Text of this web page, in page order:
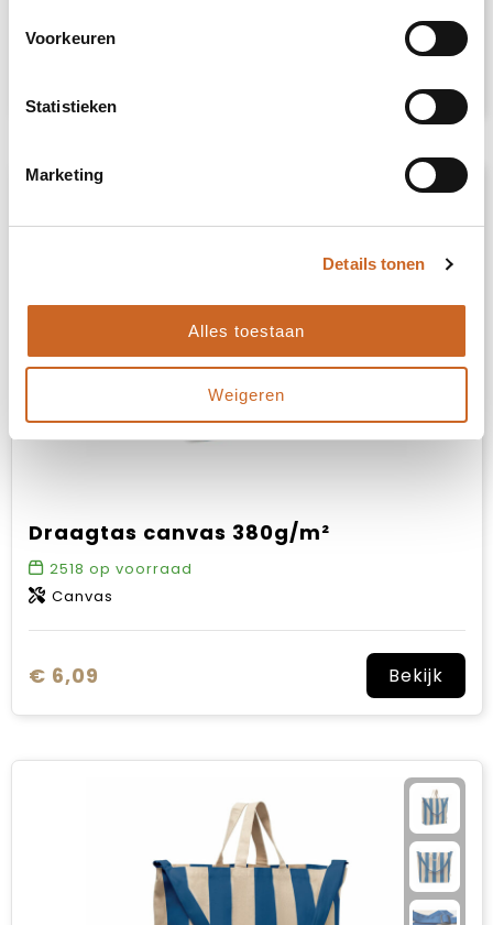
Voorkeuren
Statistieken
Marketing
Details tonen
Alles toestaan
Weigeren
Draagtas canvas 380g/m²
2518 op voorraad
Canvas
€ 6,09 Bekijk